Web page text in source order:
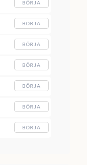
BÖRJA
BÖRJA
BÖRJA
BÖRJA
BÖRJA
BÖRJA
BÖRJA